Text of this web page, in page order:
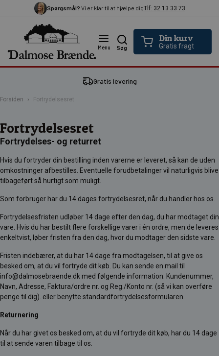
Spørgsmål? Vi er klar til at hjælpe digTlf: 32 13 33 73
Menu Søg
Din kurv
Gratis fragt
Gratis levering
Forsiden Fortrydelsesret
Fortrydelsesret
Fortrydelses- og returret
Hvis du fortryder din bestilling inden varerne er leveret, så kan de uden
omkostninger afbestilles. Eventuelle forudbetalinger vil naturligvis blive
tilbageført så hurtigt som muligt.
Som forbruger har du 14 dages fortrydelsesret, når du handler hos os.
Fortrydelsesfristen udløber 14 dage efter den dag, du har modtaget din
vare. Hvis du har bestilt flere forskellige varer i én ordre, men de leveres
enkeltvist, løber fristen fra den dag, hvor du modtager den sidste vare.
Fristen indebærer, at du har 14 dage fra modtagelsen, til at give os
besked om, at du vil fortryde dit køb. Du kan sende en mail til
info@dalmosebraende.dk med følgende information: Kundenummer,
Navn, Adresse, Faktura/ordre nr. og Reg./Konto nr. (så vi kan overføre
penge til dig). eller benytte standardfortrydelsesformularen.
Returnering
Når du har givet os besked om, at du vil fortryde dit køb, har du 14 dage
til at sende varen tilbage til os.